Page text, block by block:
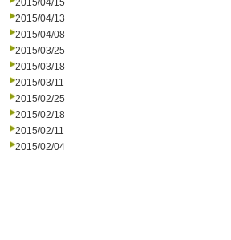
2015/04/15
2015/04/13
2015/04/08
2015/03/25
2015/03/18
2015/03/11
2015/02/25
2015/02/18
2015/02/11
2015/02/04